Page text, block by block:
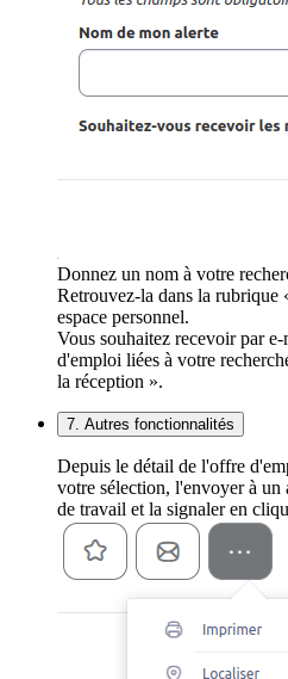
Donnez un nom à votre
Retrouvez-la dans la rubrique
espace personnel.
Vous souhaitez recevoir par
d'emploi liées à votre
la réception ».
7. Autres fonctionnalités
Depuis le détail de l'offre
votre sélection, l'envoyer à
de travail et la signaler en